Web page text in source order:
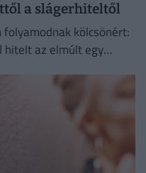
a slágerhiteltől
kölcsönért:
hitelt az elmúlt egy